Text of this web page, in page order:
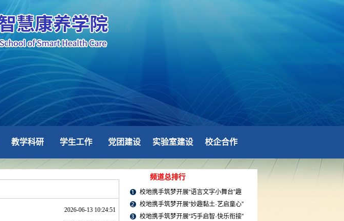
教学科研 学生工作 党团建设 实验室建设 校企合作
2026-06-13 10:24:51
频道总排行
校地携手筑梦开展“语言文字小舞台”趣
味课堂活动（2026年第...
校地携手筑梦开展“妙趣黏土·艺启童心”
儿童艺术启蒙小课堂活...
校地携手筑梦开展“巧手启智·快乐衔接”